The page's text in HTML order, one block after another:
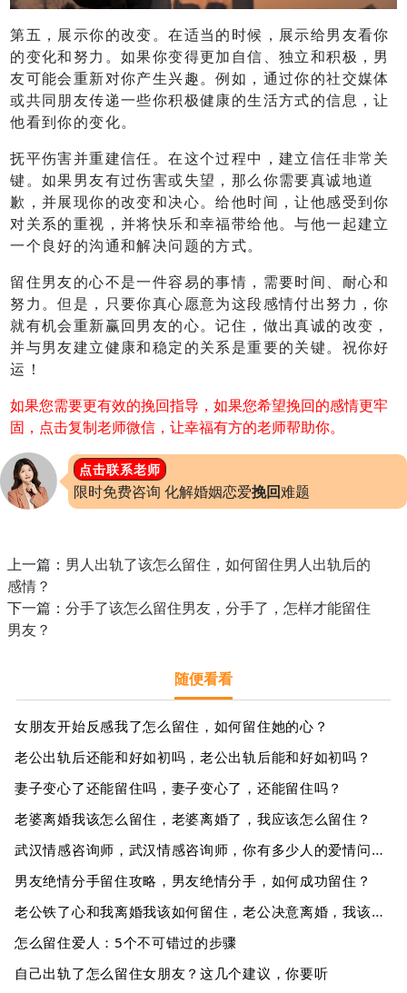
第五，展示你的改变。在适当的时候，展示给男友看你
的变化和努力。如果你变得更加自信、独立和积极，男
友可能会重新对你产生兴趣。例如，通过你的社交媒体
或共同朋友传递一些你积极健康的生活方式的信息，让
他看到你的变化。
抚平伤害并重建信任。在这个过程中，建立信任非常关
键。如果男友有过伤害或失望，那么你需要真诚地道
歉，并展现你的改变和决心。给他时间，让他感受到你
对关系的重视，并将快乐和幸福带给他。与他一起建立
一个良好的沟通和解决问题的方式。
留住男友的心不是一件容易的事情，需要时间、耐心和
努力。但是，只要你真心愿意为这段感情付出努力，你
就有机会重新赢回男友的心。记住，做出真诚的改变，
并与男友建立健康和稳定的关系是重要的关键。祝你好
运！
如果您需要更有效的挽回指导，如果您希望挽回的感情更牢
固，点击复制老师微信，让幸福有方的老师帮助你。
点击联系老师
限时免费咨询 化解婚姻恋爱挽回难题
上一篇： 男人出轨了该怎么留住，如何留住男人出轨后的
感情？
下一篇： 分手了该怎么留住男友，分手了，怎样才能留住
男友？
随便看看
女朋友开始反感我了怎么留住，如何留住她的心？
老公出轨后还能和好如初吗，老公出轨后能和好如初吗？
妻子变心了还能留住吗，妻子变心了，还能留住吗？
老婆离婚我该怎么留住，老婆离婚了，我应该怎么留住？
武汉情感咨询师，武汉情感咨询师，你有多少人的爱情问题需要帮助？
男友绝情分手留住攻略，男友绝情分手，如何成功留住？
老公铁了心和我离婚我该如何留住，老公决意离婚，我该如何留住？
怎么留住爱人：5个不可错过的步骤
自己出轨了怎么留住女朋友？这几个建议，你要听